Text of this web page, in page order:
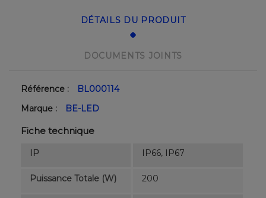
DÉTAILS DU PRODUIT
DOCUMENTS JOINTS
Référence :
BL000114
Marque :
BE-LED
Fiche technique
IP IP66, IP67
Puissance Totale (W) 200